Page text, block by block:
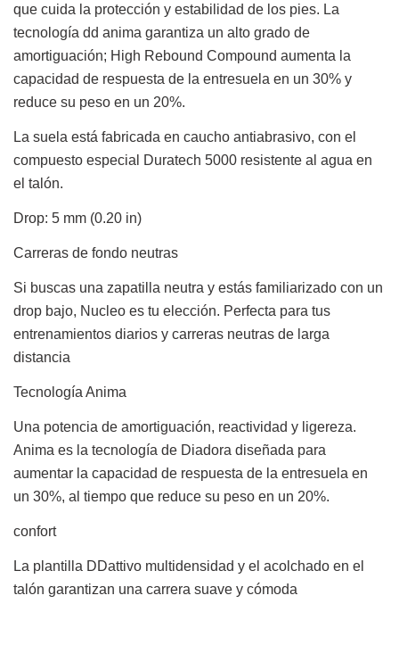
que cuida la protección y estabilidad de los pies. La
tecnología dd anima garantiza un alto grado de
amortiguación; High Rebound Compound aumenta la
capacidad de respuesta de la entresuela en un 30% y
reduce su peso en un 20%.
La suela está fabricada en caucho antiabrasivo, con el
compuesto especial Duratech 5000 resistente al agua en
el talón.
Drop: 5 mm (0.20 in)
Carreras de fondo neutras
Si buscas una zapatilla neutra y estás familiarizado con un
drop bajo, Nucleo es tu elección. Perfecta para tus
entrenamientos diarios y carreras neutras de larga
distancia
Tecnología Anima
Una potencia de amortiguación, reactividad y ligereza.
Anima es la tecnología de Diadora diseñada para
aumentar la capacidad de respuesta de la entresuela en
un 30%, al tiempo que reduce su peso en un 20%.
confort
La plantilla DDattivo multidensidad y el acolchado en el
talón garantizan una carrera suave y cómoda